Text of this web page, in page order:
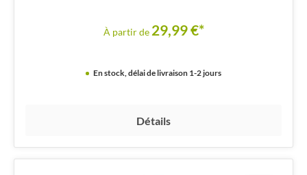
À partir de 29,99 €*
En stock, délai de livraison 1-2 jours
Détails